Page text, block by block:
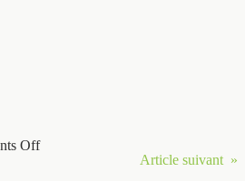
Article suivant »
Off